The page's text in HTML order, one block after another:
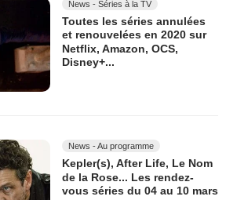
News - Séries à la TV
Toutes les séries annulées
et renouvelées en 2020 sur
Netflix, Amazon, OCS,
Disney+...
News - Au programme
Kepler(s), After Life, Le Nom
de la Rose... Les rendez-
vous séries du 04 au 10 mars